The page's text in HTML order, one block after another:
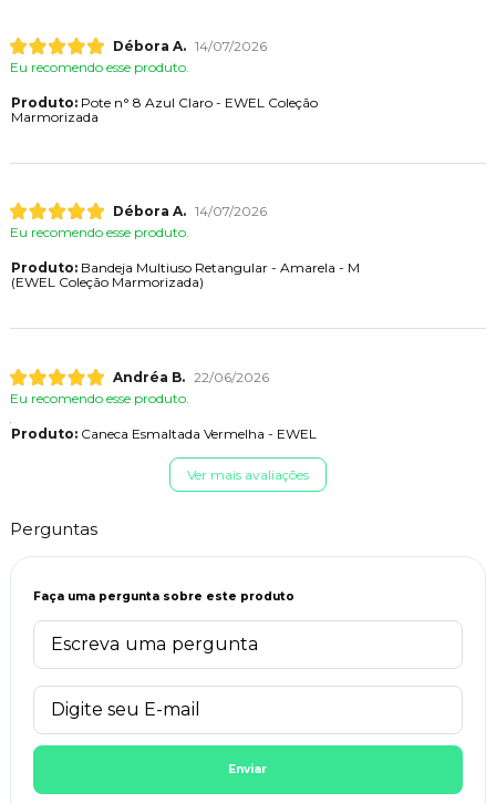
Débora A. 14/07/2026
Eu recomendo esse produto.
Produto:Pote n° 8 Azul Claro - EWEL Coleção
Marmorizada
Débora A. 14/07/2026
Eu recomendo esse produto.
Produto:Bandeja Multiuso Retangular - Amarela - M
(EWEL Coleção Marmorizada)
Andréa B. 22/06/2026
Eu recomendo esse produto.
Produto:Caneca Esmaltada Vermelha - EWEL
Ver mais avaliações
Perguntas
Faça uma pergunta sobre este produto
Enviar